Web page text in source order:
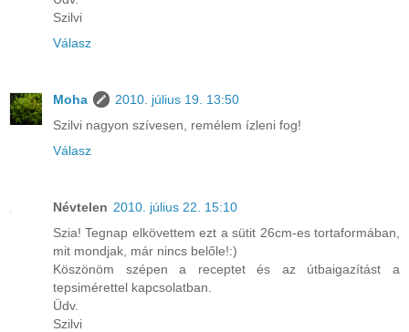
Szilvi
Válasz
Moha
2010. július 19. 13:50
Szilvi nagyon szívesen, remélem ízleni fog!
Válasz
Névtelen 2010. július 22. 15:10
Szia! Tegnap elkövettem ezt a sütit 26cm-es tortaformában,
mit mondjak, már nincs belőle!:)
Köszönöm szépen a receptet és az útbaigazítást a
tepsimérettel kapcsolatban.
Üdv.
Szilvi